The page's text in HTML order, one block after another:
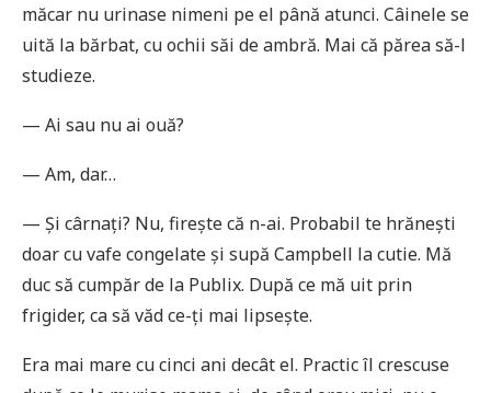
măcar nu urinase nimeni pe el până atunci. Câinele se
uită la bărbat, cu ochii săi de ambră. Mai că părea să-l
studieze.
— Ai sau nu ai ouă?
— Am, dar…
— Și cârnați? Nu, firește că n-ai. Probabil te hrănești
doar cu vafe congelate și supă Campbell la cutie. Mă
duc să cumpăr de la Publix. După ce mă uit prin
frigider, ca să văd ce-ți mai lipsește.
Era mai mare cu cinci ani decât el. Practic îl crescuse